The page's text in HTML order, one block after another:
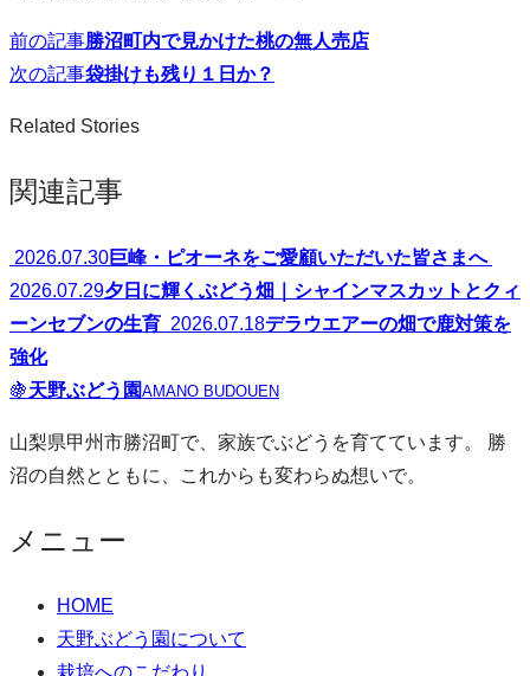
投
ビ
ゲ
ー
シ
ョ
ン
前の記事勝沼町内で見かけた桃の無人売店
次の記事袋掛けも残り１日か？
Related Stories
関連記事
2026.07.30巨峰・ピオーネをご愛顧いただいた皆さまへ
2026.07.29夕日に輝くぶどう畑｜シャインマスカットとクィ
ーンセブンの生育 2026.07.18デラウエアーの畑で鹿対策を
強化
🍇天野ぶどう園AMANO BUDOUEN
山梨県甲州市勝沼町で、家族でぶどうを育てています。 勝
沼の自然とともに、これからも変わらぬ想いで。
メニュー
HOME
天野ぶどう園について